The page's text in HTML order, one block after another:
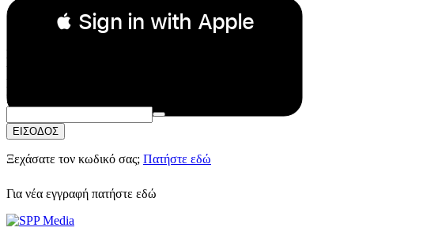
 Sign in with Apple
Συνεχίστε με Apple
ή
Email:
Κωδικός Πρόσβασης:
ΕΙΣΟΔΟΣ
Ξεχάσατε τον κωδικό σας; Πατήστε εδώ
Για νέα εγγραφή πατήστε εδώ